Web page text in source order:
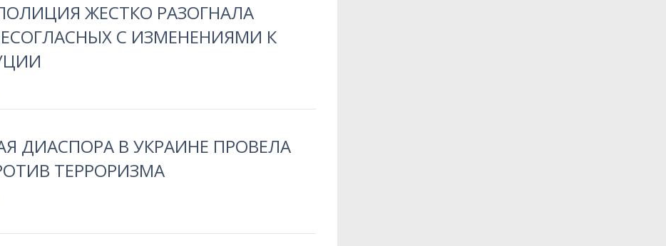
ЖЕСТКО РАЗОГНАЛА
С ИЗМЕНЕНИЯМИ К
ДИАСПОРА В УКРАИНЕ ПРОВЕЛА
ТЕРРОРИЗМА